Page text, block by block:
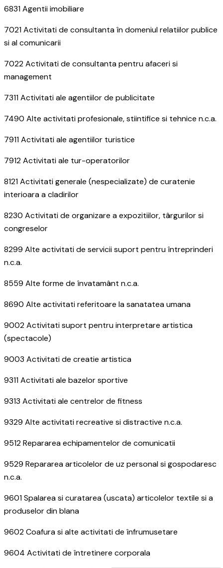
6831 Agentii imobiliare
7021 Activitati de consultanta în domeniul relatiilor publice
si al comunicarii
7022 Activitati de consultanta pentru afaceri si
management
7311 Activitati ale agentiilor de publicitate
7490 Alte activitati profesionale, stiintifice si tehnice n.c.a.
7911 Activitati ale agentiilor turistice
7912 Activitati ale tur-operatorilor
8121 Activitati generale (nespecializate) de curatenie
interioara a cladirilor
8230 Activitati de organizare a expozitiilor, târgurilor si
congreselor
8299 Alte activitati de servicii suport pentru întreprinderi
n.c.a.
8559 Alte forme de învatamânt n.c.a.
8690 Alte activitati referitoare la sanatatea umana
9002 Activitati suport pentru interpretare artistica
(spectacole)
9003 Activitati de creatie artistica
9311 Activitati ale bazelor sportive
9313 Activitati ale centrelor de fitness
9329 Alte activitati recreative si distractive n.c.a.
9512 Repararea echipamentelor de comunicatii
9529 Repararea articolelor de uz personal si gospodaresc
n.c.a.
9601 Spalarea si curatarea (uscata) articolelor textile si a
produselor din blana
9602 Coafura si alte activitati de înfrumusetare
9604 Activitati de întretinere corporala